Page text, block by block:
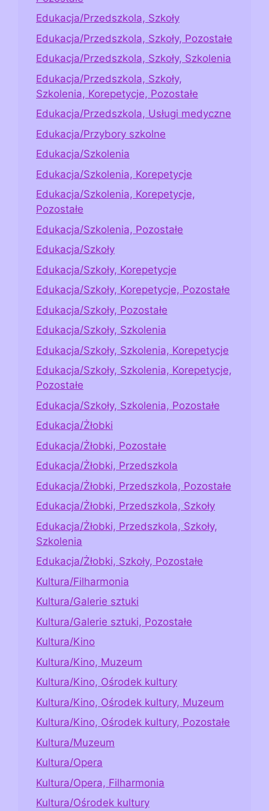
Edukacja/Przedszkola, Szkoły
Edukacja/Przedszkola, Szkoły, Pozostałe
Edukacja/Przedszkola, Szkoły, Szkolenia
Edukacja/Przedszkola, Szkoły,
Szkolenia, Korepetycje, Pozostałe
Edukacja/Przedszkola, Usługi medyczne
Edukacja/Przybory szkolne
Edukacja/Szkolenia
Edukacja/Szkolenia, Korepetycje
Edukacja/Szkolenia, Korepetycje,
Pozostałe
Edukacja/Szkolenia, Pozostałe
Edukacja/Szkoły
Edukacja/Szkoły, Korepetycje
Edukacja/Szkoły, Korepetycje, Pozostałe
Edukacja/Szkoły, Pozostałe
Edukacja/Szkoły, Szkolenia
Edukacja/Szkoły, Szkolenia, Korepetycje
Edukacja/Szkoły, Szkolenia, Korepetycje,
Pozostałe
Edukacja/Szkoły, Szkolenia, Pozostałe
Edukacja/Żłobki
Edukacja/Żłobki, Pozostałe
Edukacja/Żłobki, Przedszkola
Edukacja/Żłobki, Przedszkola, Pozostałe
Edukacja/Żłobki, Przedszkola, Szkoły
Edukacja/Żłobki, Przedszkola, Szkoły,
Szkolenia
Edukacja/Żłobki, Szkoły, Pozostałe
Kultura/Filharmonia
Kultura/Galerie sztuki
Kultura/Galerie sztuki, Pozostałe
Kultura/Kino
Kultura/Kino, Muzeum
Kultura/Kino, Ośrodek kultury
Kultura/Kino, Ośrodek kultury, Muzeum
Kultura/Kino, Ośrodek kultury, Pozostałe
Kultura/Muzeum
Kultura/Opera
Kultura/Opera, Filharmonia
Kultura/Ośrodek kultury